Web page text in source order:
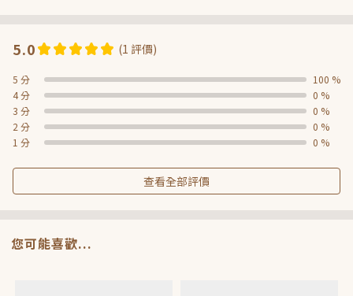
5.0 (1 評價)
5 分
100 %
4 分
0 %
3 分
0 %
2 分
0 %
1 分
0 %
查看全部評價
您可能喜歡...